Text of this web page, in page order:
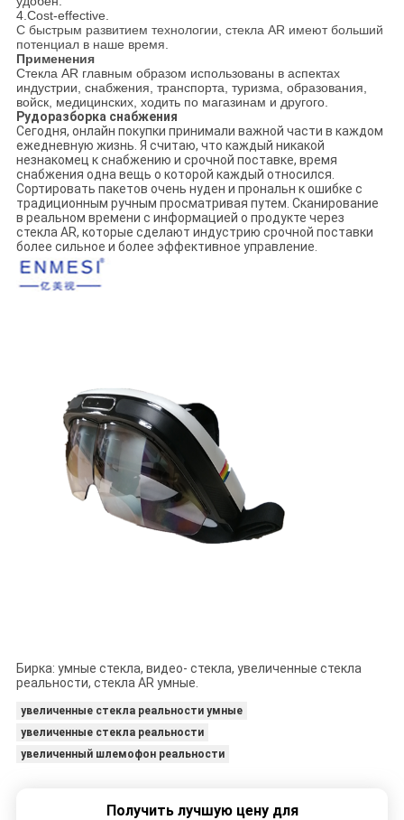
4.Cost-effective.
С быстрым развитием технологии, стекла AR имеют больший
потенциал в наше время.
Применения
Стекла AR главным образом использованы в аспектах
индустрии, снабжения, транспорта, туризма, образования,
войск, медицинских, ходить по магазинам и другого.
Рудоразборка снабжения
Сегодня, онлайн покупки принимали важной части в каждом
ежедневную жизнь. Я считаю, что каждый никакой
незнакомец к снабжению и срочной поставке, время
снабжения одна вещь о которой каждый относился.
Сортировать пакетов очень нуден и прональн к ошибке с
традиционным ручным просматривая путем. Сканирование
в реальном времени с информацией о продукте через
стекла AR, которые сделают индустрию срочной поставки
более сильное и более эффективное управление.
Бирка: умные стекла, видео- стекла, увеличенные стекла
реальности, стекла AR умные.
увеличенные стекла реальности умные
увеличенные стекла реальности
увеличенный шлемофон реальности
Получить лучшую цену для